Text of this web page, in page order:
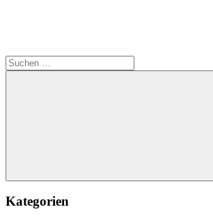
Suchen
nach:
Suchen
Kategorien